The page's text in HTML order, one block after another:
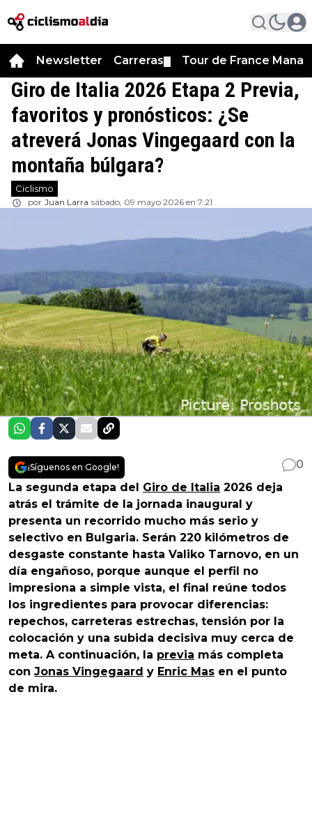
Newsletter Carreras Tour de France
Giro de Italia 2026 Etapa 2 Previa,
favoritos y pronósticos: ¿Se
atreverá Jonas Vingegaard con la
montaña búlgara?
Ciclismo
por Juan Larra sábado, 09 mayo 2026 en 7:21
¡Síguenos en Google!
0
La segunda etapa del Giro de Italia 2026 deja
atrás el trámite de la jornada inaugural y
presenta un recorrido mucho más serio y
selectivo en Bulgaria. Serán 220 kilómetros de
desgaste constante hasta Valiko Tarnovo, en un
día engañoso, porque aunque el perfil no
impresiona a simple vista, el final reúne todos
los ingredientes para provocar diferencias:
repechos, carreteras estrechas, tensión por la
colocación y una subida decisiva muy cerca de
meta. A continuación, la previa más completa
con Jonas Vingegaard y Enric Mas en el punto
de mira.